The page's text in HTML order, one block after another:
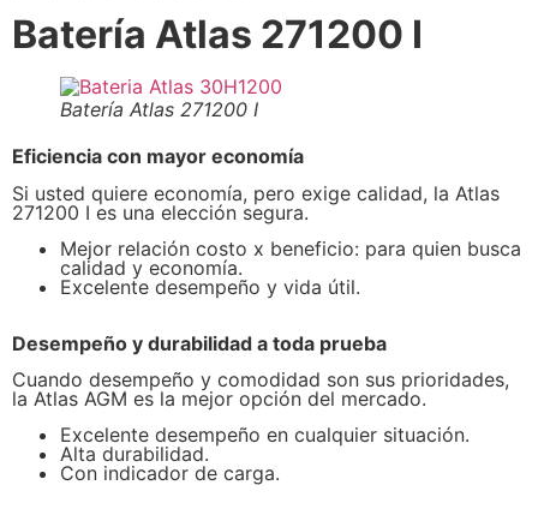
Batería Atlas 271200 I
Batería Atlas 271200 I
Eficiencia con mayor economía
Si usted quiere economía, pero exige calidad, la Atlas
271200 I es una elección segura.
Mejor relación costo x beneficio: para quien busca
calidad y economía.
Excelente desempeño y vida útil.
Desempeño y durabilidad a toda prueba
Cuando desempeño y comodidad son sus prioridades,
la Atlas AGM es la mejor opción del mercado.
Excelente desempeño en cualquier situación.
Alta durabilidad.
Con indicador de carga.